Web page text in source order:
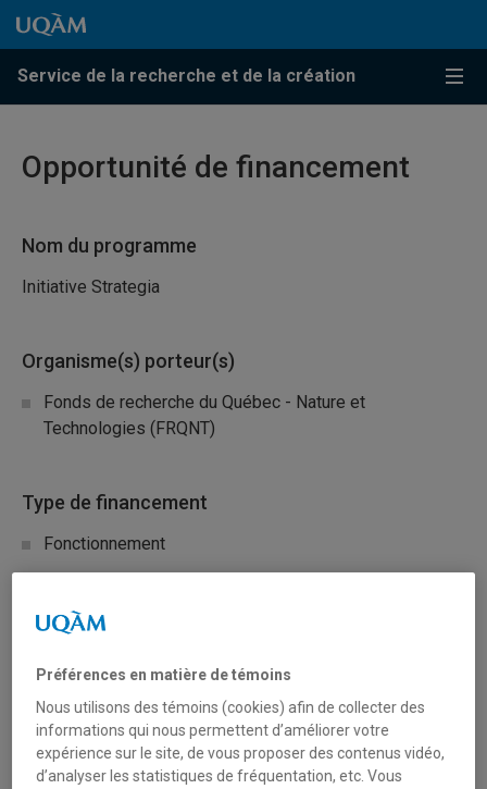
Passer au contenu
Accéder au menu principal
Accéder à la recherche
Passer au contenu
Accéder au menu principal
Service de la recherche et de la création
Menu
Opportunité de financement
Nom du programme
Initiative Strategia
Organisme(s) porteur(s)
Fonds de recherche du Québec - Nature et
Technologies (FRQNT)
Type de financement
Fonctionnement
et diffusion)
Sciences naturelles et mathématiques
Préférences en matière de témoins
Nous utilisons des témoins (cookies) afin de collecter des
informations qui nous permettent d’améliorer votre
expérience sur le site, de vous proposer des contenus vidéo,
d’analyser les statistiques de fréquentation, etc. Vous